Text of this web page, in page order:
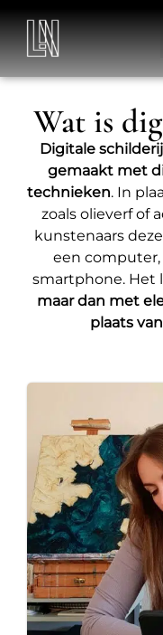
Wat is
Digitale
gemaakt met
technieken. In
zoals olieverf of
kunstenaars
een computer,
smartphone. Het
maar dan met
plaats